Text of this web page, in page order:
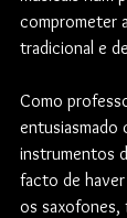
comprometer
tradicional e
Como
instrumentos
facto de haver
os saxofones,